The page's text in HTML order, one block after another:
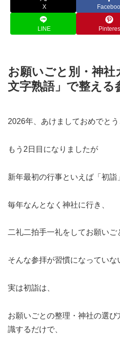
X
LINE
お願いごと別・神
文字熟語」で整える
2026年、あけましておめでとう
もう2日目になりましたが
新年最初の行事といえば「初詣
毎年なんとなく神社に行き、
二礼二拍手一礼をしてお願い
そんな参拝が習慣になっていな
実は初詣は、
お願いごとの整理・神社の選
識するだけで、